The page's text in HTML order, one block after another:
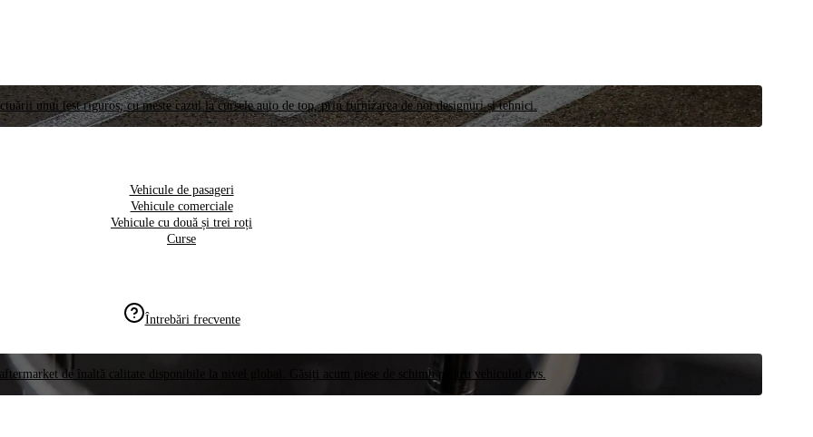
unui test riguros, cu meste cazul la cursele auto de top, prin furnizarea de noi designuri și tehnici.
Vehicule de pasageri
Vehicule comerciale
Vehicule cu două și trei roți
Curse
Întrebări frecvente
de înaltă calitate disponibile la nivel global. Găsiți acum piese de schimb pentru vehiculul dvs.